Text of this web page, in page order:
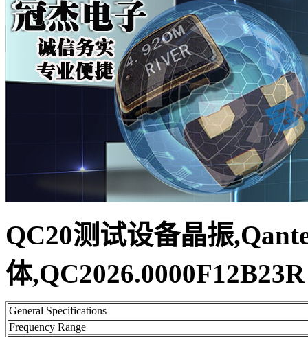
QC20测试设备晶振
体
General Specifications
Frequency Range